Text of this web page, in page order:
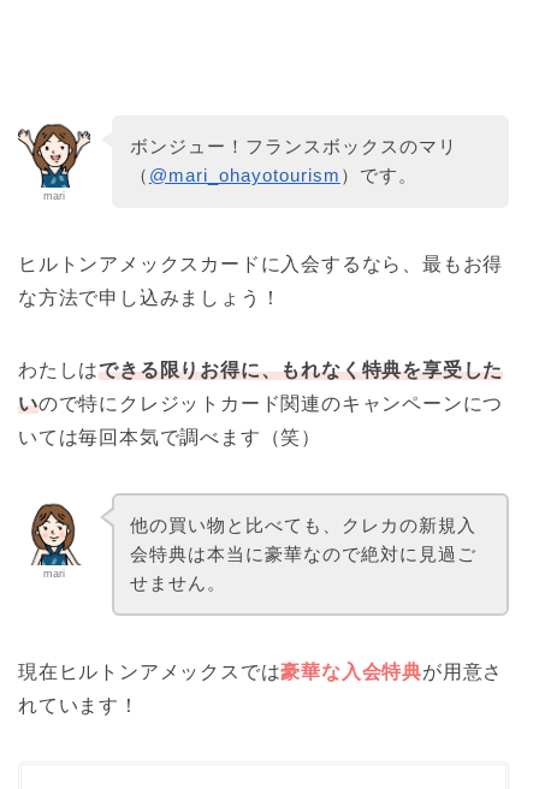
mari
ボンジュー！フランスボックスのマリ
（ @mari_ohayotourism ）です。
ヒルトンアメックスカードに入会するなら、最もお得
な方法で申し込みましょう！
わたしはできる限りお得に、もれなく特典を享受した
いので特にクレジットカード関連のキャンペーンにつ
いては毎回本気で調べます（笑）
mari
他の買い物と比べても、クレカの新規入
会特典は本当に豪華なので絶対に見過ご
せません。
現在ヒルトンアメックスでは豪華な入会特典が用意さ
れています！